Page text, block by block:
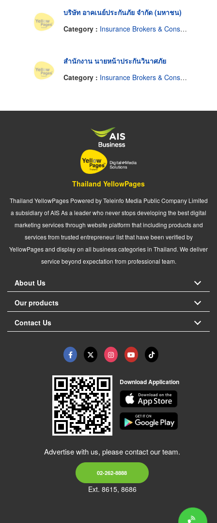
บริษัท อาคเนย์ประกันภัย จำกัด (มหาชน)
Category : Insurance Brokers & Consultants
สำนักงาน นายหน้าประกันวินาศภัย
Category : Insurance Brokers & Consultants
Thailand YellowPages
Thailand YellowPages Powered by Teleinfo Media Public Company Limited
a subsidiary of AIS As a leader who never stops developing the best digital
marketing services through website platform that including products and
services from trusted entrepreneur list that have been verified by
YellowPages and display on all business categories in Thailand. We deliver
service beyond expectation from professional team.
About Us
Our products
Contact Us
Download Application
Advertise with us, please contact our team.
02-262-8888
Ext. 8615, 8686